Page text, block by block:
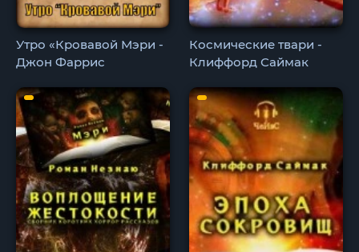
Утро «Кровавой Мэри -
Джон Фаррис
Космические твари -
Клиффорд Саймак